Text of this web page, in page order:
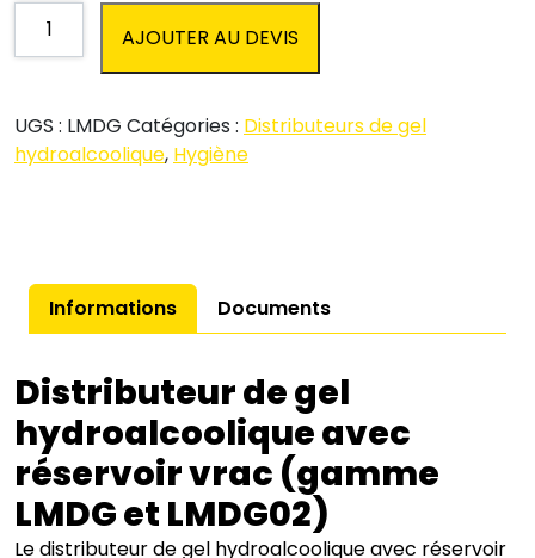
quantité
Distributeur
gel
hydroalcoolique
AJOUTER AU DEVIS
UGS : LMDG Catégories : Distributeurs de gel
hydroalcoolique, Hygiène
Informations Documents
Distributeur de gel
hydroalcoolique avec
réservoir vrac (gamme
LMDG et LMDG02)
Le distributeur de gel hydroalcoolique avec réservoir